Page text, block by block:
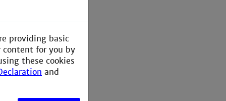
providing basic
for you by
these cookies
and